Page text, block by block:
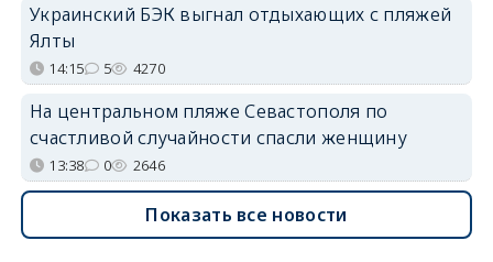
Украинский БЭК выгнал отдыхающих с пляжей
Ялты
14:15 5 4270
На центральном пляже Севастополя по
счастливой случайности спасли женщину
13:38 0 2646
Показать все новости